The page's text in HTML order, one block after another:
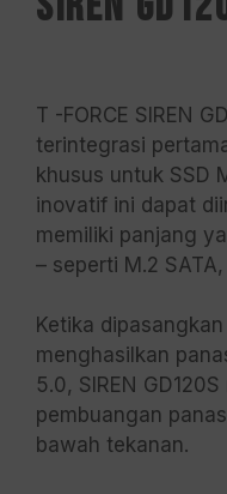
T -FORCE SIREN
terintegrasi
khusus untuk SSD
inovatif ini dapat
memiliki panjang
– seperti M.2
Ketika
menghasilkan
5.0, SIREN
pembuangan
bawah tekanan.